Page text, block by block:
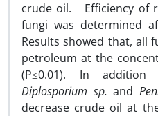
crude oil. Efficiency of
fungi was determined
Results showed that, all
petroleum at the
(P≤0.01). In
Diplosporium sp.and
decrease crude oil at